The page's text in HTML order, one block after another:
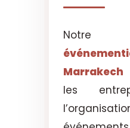
Marrakech
les